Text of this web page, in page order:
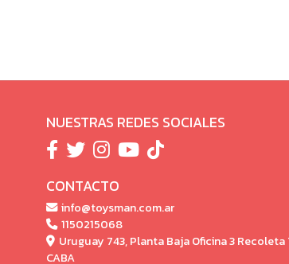
NUESTRAS REDES SOCIALES
CONTACTO
info@toysman.com.ar
1150215068
Uruguay 743, Planta Baja Oficina 3
CABA